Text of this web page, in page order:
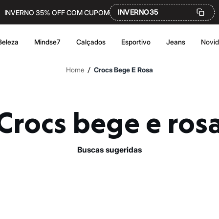
INVERNO 35% OFF COM CUPOM INVERNO35
Mindse7 Calçados Esportivo Jeans
Home / Crocs Bege E Rosa
Crocs bege e
buscas sugeridas